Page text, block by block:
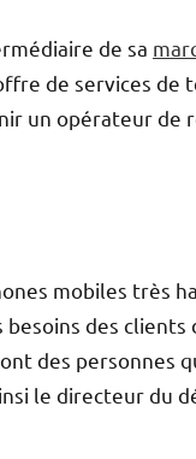
de sa
de services de
un opérateur de
mobiles très
des clients
des personnes
le directeur du